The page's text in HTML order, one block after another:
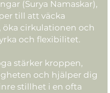
(Surya Namaskar),
till att väcka
öka cirkulationen och
och flexibilitet.
stärker kroppen,
och hjälper dig
stillhet i en ofta